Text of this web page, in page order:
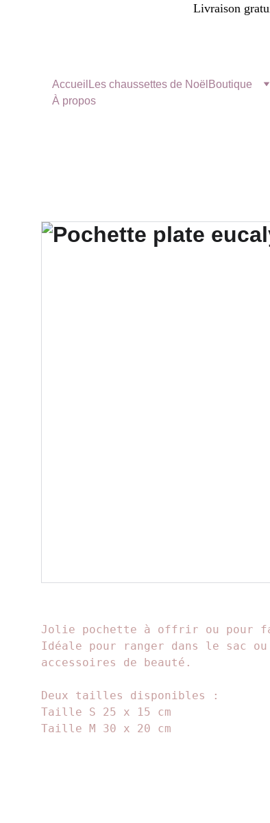
Livraison
Accueil Les chaussettes de Noël Boutique
À propos
Jolie pochette à offrir ou pour
Idéale pour ranger dans le sac
accessoires de beauté.
Deux tailles disponibles :
Taille S 25 x 15 cm
Taille M 30 x 20 cm